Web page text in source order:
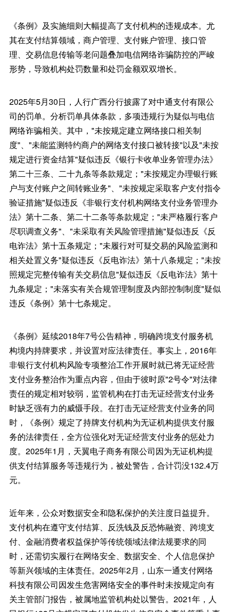
《条例》及实施细则大幅提高了支付机构的违规成本。尤
其在支付结算领域，商户管理、支付账户管理、接口管
理、交易信息传输等老问题叠加电信网络诈骗防控的严峻
形势，导致机构处罚数量和处罚金额双双增长。
2025年5月30日，人行广西分行披露了对中通支付有限公
司的罚单。分析罚单具体条款，多项违规行为疑似与电信
网络诈骗相关。其中，"未按规定建立网络接口相关制
度"、"未能监测特约商户的网络支付接口被转接"以及"未按
规定进行资金结算"疑似违反《银行卡收单业务管理办法》
第二十三条、二十九条等条款规定；"未按规定办理银行账
户与支付账户之间转账业务"、"未按规定采取客户支付指令
验证措施"疑似违反《非银行支付机构网络支付业务管理办
法》第十二条、第二十二条等条款规定；"未严格履行客户
尽职调查义务"、"未采取有关风险管理措施"疑似违反《反
电诈法》第十五条规定；"未履行对可疑交易的风险监测和
相关处置义务"疑似违反《反电诈法》第十八条规定；"未按
照规定完整传输有关交易信息"疑似违反《反电诈法》第十
九条规定；"未落实有关合规管理制度及内部控制制度"疑似
违反《条例》第十七条规定。
《条例》延续2018年7号公告精神，明确跨境支付服务机
构境内持牌要求，并设置对应法律责任。事实上，2016年
非银行支付机构风险专项整治工作开展时就已将无证经营
支付业务整治作为重点内容，但由于彼时原"2号令"对法律
责任的规定相对较弱，监管机构在打击无证经营支付业务
时缺乏强有力的威慑手段。在打击无证经营支付业务的同
时，《条例》规定了持牌支付机构为无证机构提供支付服
务的法律责任，全方位强化对无证经营支付业务的惩处力
度。2025年1月，天翼电子商务有限公司因为无证机构提
供支付结算服务等违规行为，被处警告，合计罚没132.4万
元。
近年来，公众对数据安全和隐私保护的关注度日益提升。
支付机构在遵守支付结算、反洗钱及反恐怖融资、跨境支
付、金融消费者权益保护等传统领域法律法规要求的同
时，还需切实履行在网络安全、数据安全、个人信息保护
等新兴领域的主体责任。2025年2月，山东一通支付网络
科技有限公司因发生危害网络安全的事件时未按规定向有
关主管部门报告，被属地监管机构处以警告。2021年，人